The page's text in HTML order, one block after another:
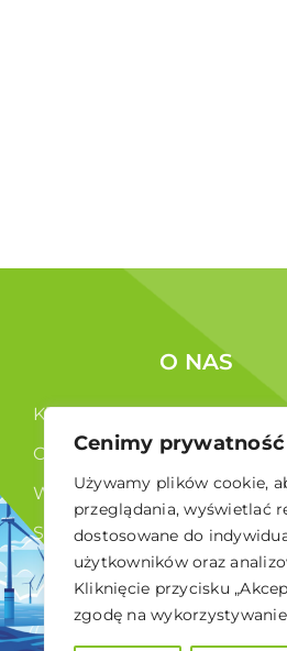
Cenimy
Używamy plików cookie,
przeglądania, wyświetlać
dostosowane do
użytkowników oraz
Kliknięcie przycisku
zgodę na
O NAS
Kim jesteśmy ?
Co robimy ?
Władze
Statut
RODO